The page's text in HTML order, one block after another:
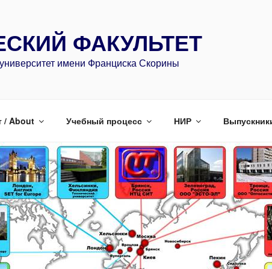
ФАКУЛЬТЕТ
имени Франциска Скорины
/ About Учебный процесс НИР